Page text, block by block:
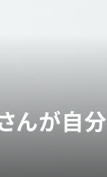
んが自分